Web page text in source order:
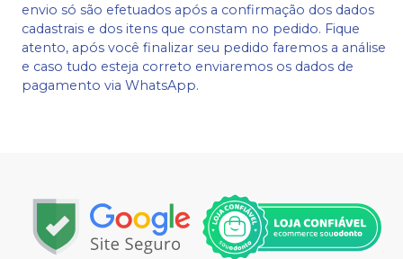
envio só são efetuados após a confirmação dos dados
cadastrais e dos itens que constam no pedido. Fique
atento, após você finalizar seu pedido faremos a análise
e caso tudo esteja correto enviaremos os dados de
pagamento via WhatsApp.